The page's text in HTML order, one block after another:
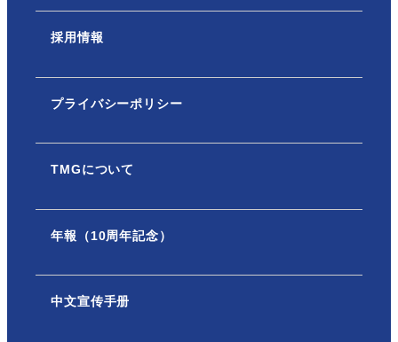
採用情報
プライバシーポリシー
TMGについて
年報（10周年記念）
中文宣传手册